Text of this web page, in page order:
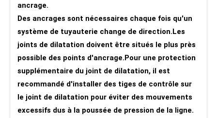
ancrage.
Des ancrages sont nécessaires chaque fois qu'un
système de tuyauterie change de direction.Les
joints de dilatation doivent être situés le plus près
possible des points d'ancrage.Pour une protection
supplémentaire du joint de dilatation, il est
recommandé d'installer des tiges de contrôle sur
le joint de dilatation pour éviter des mouvements
excessifs dus à la poussée de pression de la ligne.